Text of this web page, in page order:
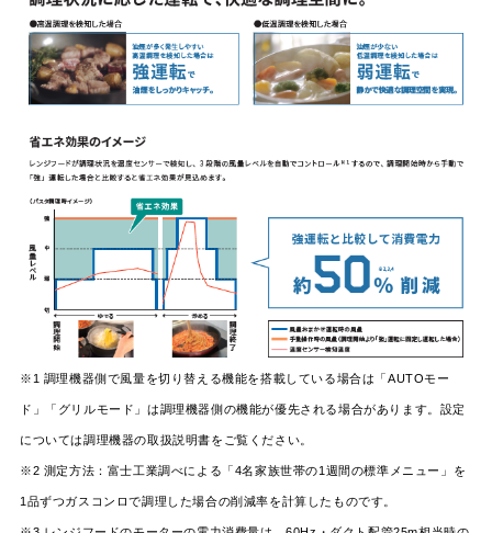
※1 調理機器側で風量を切り替える機能を搭載している場合は「AUTOモー
ド」「グリルモード」は調理機器側の機能が優先される場合があります。設定
については調理機器の取扱説明書をご覧ください。
※2 測定方法：富士工業調べによる「4名家族世帯の1週間の標準メニュー」を
1品ずつガスコンロで調理した場合の削減率を計算したものです。